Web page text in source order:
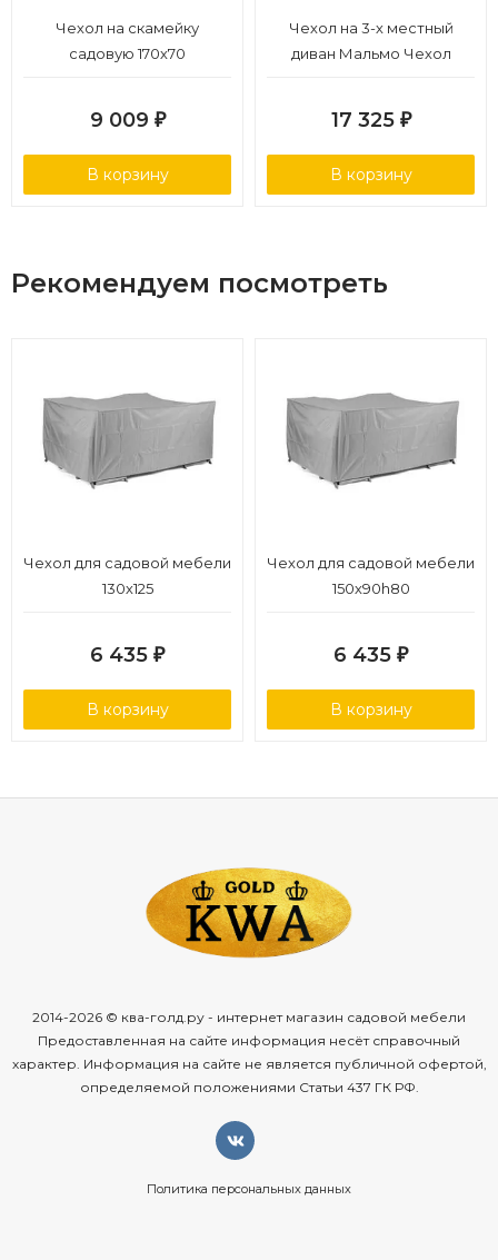
Чехол на скамейку
садовую 170х70
9 009 ₽
В корзину
Чехол на 3-х местный
диван Мальмо Чехол
17 325 ₽
В корзину
Рекомендуем посмотреть
Чехол для садовой мебели
130х125
6 435 ₽
В корзину
Чехол для садовой мебели
150х90h80
6 435 ₽
В корзину
2014-2026 © ква-голд.ру - интернет магазин садовой мебели
Предоставленная на сайте информация несёт справочный
характер. Информация на сайте не является публичной офертой,
определяемой положениями Статьи 437 ГК РФ.
Политика персональных данных